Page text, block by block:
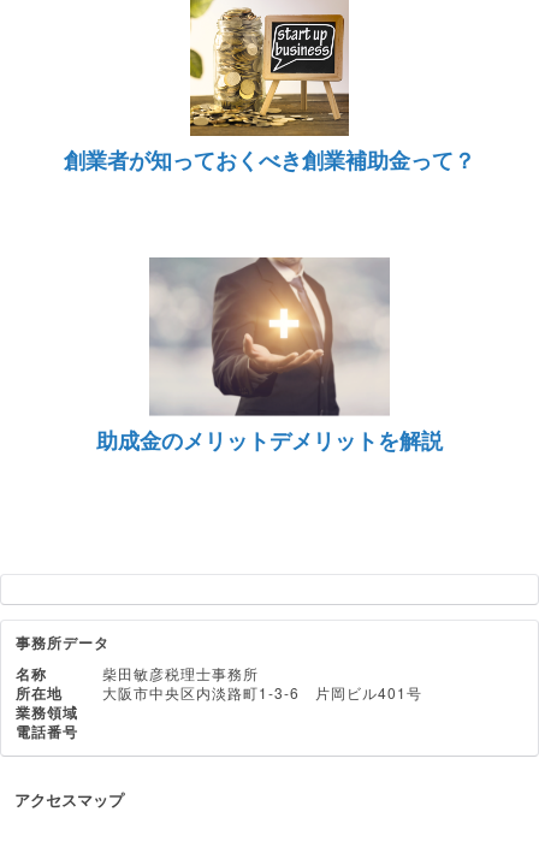
創業者が知っておくべき創業補助金って？
助成金のメリットデメリットを解説
事務所データ
名称
柴田敏彦税理士事務所
所在地 大阪市中央区内淡路町1-3-6 片岡ビル401号
業務領域
電話番号
アクセスマップ